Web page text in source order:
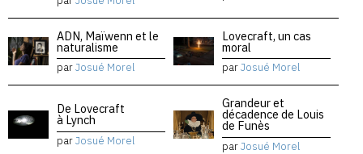
ADN, Maïwenn et le
naturalisme
parJosué Morel
Lovecraft, un cas
moral
parJosué Morel
De Lovecraft
à Lynch
parJosué Morel
Grandeur et
décadence de Louis
de Funès
parJosué Morel